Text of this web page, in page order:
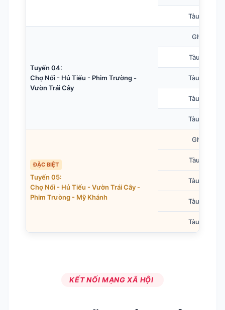
Tàu 40 chỗ
Tuyến 04:
Chợ Nổi - Hủ Tiếu - Phim Trường -
Vườn Trái Cây
Ghe nhỏ
Tàu 10 chỗ
Tàu 20 chỗ
Tàu 30 chỗ
Tàu 40 chỗ
ĐẶC BIỆT
Tuyến 05:
Chợ Nổi - Hủ Tiếu - Vườn Trái Cây -
Phim Trường - Mỹ Khánh
Ghe nhỏ
Tàu 10 chỗ
Tàu 20 chỗ
Tàu 30 chỗ
Tàu 40 chỗ
KẾT NỐI MẠNG XÃ HỘI